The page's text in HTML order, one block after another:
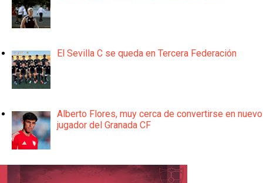
El Sevilla C se queda en Tercera Federación
Alberto Flores, muy cerca de convertirse en nuevo
jugador del Granada CF